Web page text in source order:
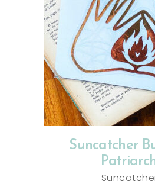
AJOUTER AU
Suncatcher